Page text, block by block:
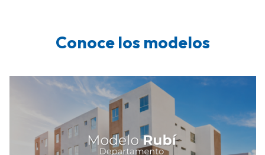
Conoce los modelos